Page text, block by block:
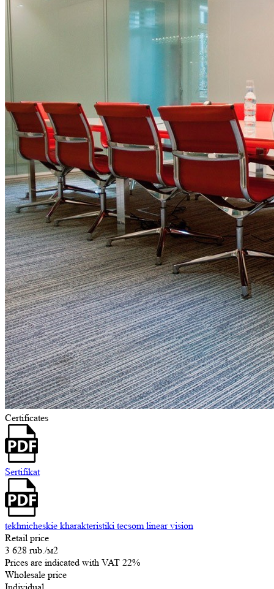
Certificates
Sertifikat
tekhnicheskie kharakteristiki tecsom linear vision
Retail price
3 628 rub./м2
Prices are indicated with VAT 22%
Wholesale price